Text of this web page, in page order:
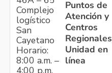
Complejo
logístico
San
Cayetano
Horario:
8:00 a.m. –
Puntos de
Atención y
Centros
Regionales
Unidad en
línea